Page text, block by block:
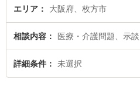
信弁護士や弁護士法人ひこぼし法律事務
すぐに弁護士に相談したい』『医療事故
な近くの弁護士を検索したい』『初回相
談できる枚方市内の弁護士に相談予約し
エリア 大阪府、枚方市
相談内容 医療・介護問題、示談
詳細条件 未選択